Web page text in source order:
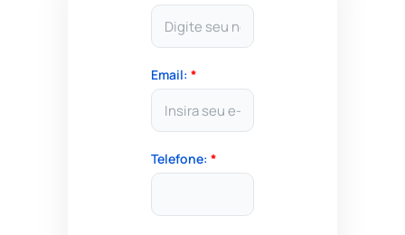
Email: *
Telefone: *